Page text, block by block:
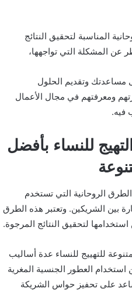
المناسبة لتحقيق النتائج
عن المشكلة التي تواجهها،
مساعدتك وتقديم الحلول
ومعرفتهم في مجال الأعمال
فيه.
للنساء بأفضل
الروحانية التي تستخدم
بين الشريكين. وتعتبر هذه الطرق
لتحقيق النتائج المرجوة.
للتهييج للنساء عدة أساليب
العطور الجنسية المغرية
على تحفيز حواس الشريكة